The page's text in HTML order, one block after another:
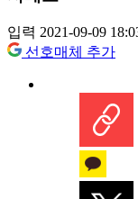
입력 2021-09-09
선호매체 추가